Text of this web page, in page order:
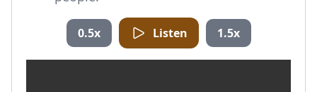
0.5x Listen 1.5x